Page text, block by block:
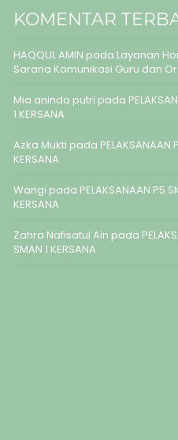
KOMENTAR
HAQQUL AMIN pada Layanan
Sarana Komunikasi Guru dan
Mia aninda putri pada
1 KERSANA
Azka Mukti pada PELAKSANAAN
KERSANA
Wangi pada PELAKSANAAN P5
KERSANA
Zahra Nafisatul Ain pada
SMAN 1 KERSANA